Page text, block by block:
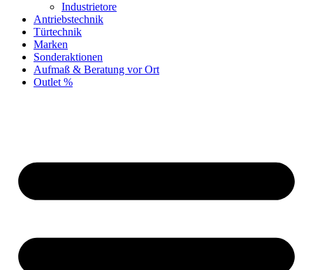
Industrietore
Antriebstechnik
Türtechnik
Marken
Sonderaktionen
Aufmaß & Beratung vor Ort
Outlet %